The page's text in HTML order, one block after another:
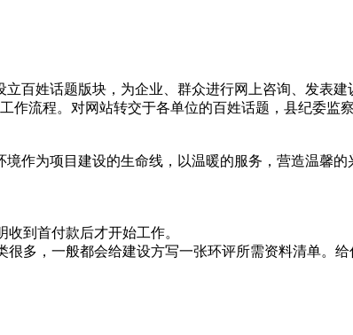
百姓话题版块，为企业、群众进行网上咨询、发表
流程。对网站转交于各单位的百姓话题，县纪委监
作为项目建设的生命线，以温暖的服务，营造温馨
到首付款后才开始工作。
，一般都会给建设方写一张环评所需资料清单。给